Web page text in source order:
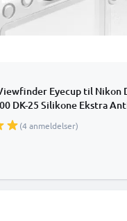
Eyecup til Nikon
DK-25 Silikone Ekstra
Finder Cover Hood Cap
(4 anmeldelser)